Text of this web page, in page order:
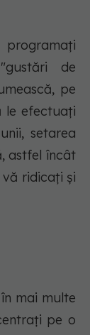
de
pe
le efectuați
setarea
astfel încât
ridicați și
mai multe
pe o